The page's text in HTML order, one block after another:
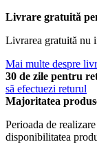
Livrare gratuită
Livrarea gratuită nu
Mai multe despre
30 de zile pentru
să efectuezi returul
Majoritatea
Perioada de
disponibilitatea